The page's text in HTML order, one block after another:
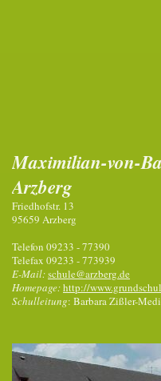
Maximilian-von-
Arzberg
Friedhofstr. 13
95659 Arzberg
Telefon 09233 - 77390
Telefax 09233 - 773939
E-Mail:schule@arzberg.de
Homepage:http://
Schulleitung: Barbara Zißler-